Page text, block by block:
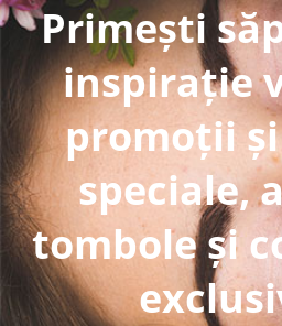
Primești
inspirație
promoții
speciale,
tombole și